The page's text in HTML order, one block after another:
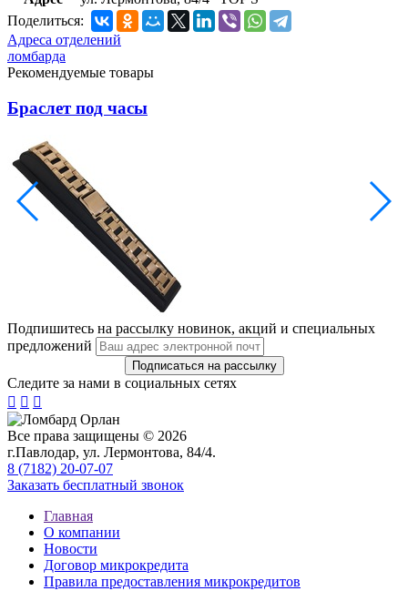
Поделиться:
Адреса отделений
ломбарда
Рекомендуемые товары
Браслет под часы
Подпишитесь на рассылку новинок, акций и специальных
предложений
Следите за нами в социальных сетях
  
Все права защищены © 2026
г.Павлодар, ул. Лермонтова, 84/4.
8 (7182) 20-07-07
Заказать бесплатный звонок
Главная
О компании
Новости
Договор микрокредита
Правила предоставления микрокредитов